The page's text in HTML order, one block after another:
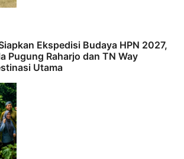
Ekspedisi Budaya HPN 2027,
Pugung Raharjo dan TN Way
Utama